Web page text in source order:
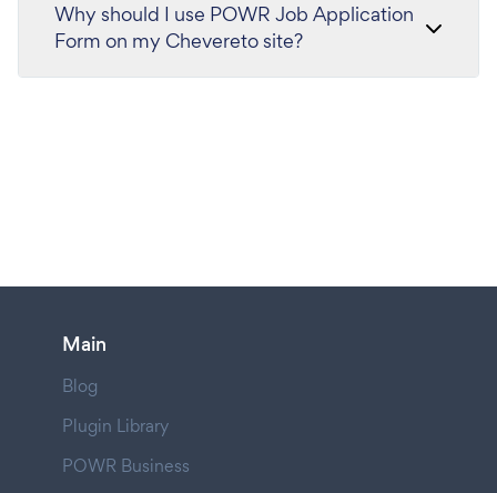
Why should I use POWR Job Application
Form on my Chevereto site?
Main
Blog
Plugin Library
POWR Business